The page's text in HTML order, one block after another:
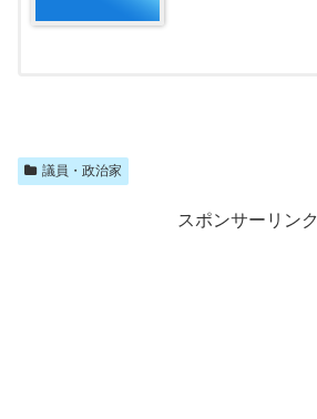
議員・政治家
スポンサーリンク